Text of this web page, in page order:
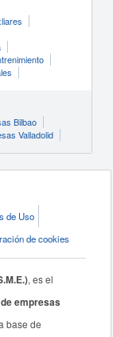
Bilbao
Valladolid
de Uso
de cookies
, es el
empresas
base de